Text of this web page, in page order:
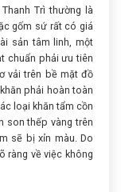
Trì thường là
gốm sứ rất có giá
sản tâm linh, một
chuẩn phải ưu tiên
vải trên bề mặt đồ
phải hoàn toàn
loại khăn tẩm cồn
son thếp vàng trên
sẽ bị xỉn màu. Do
ràng về việc không